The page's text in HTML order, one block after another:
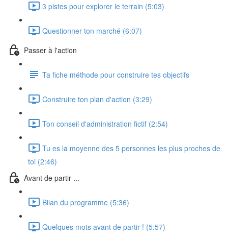
3 pistes pour explorer le terrain (5:03)
Questionner ton marché (6:07)
Passer à l'action
Ta fiche méthode pour construire tes objectifs
Construire ton plan d'action (3:29)
Ton conseil d'administration fictif (2:54)
Tu es la moyenne des 5 personnes les plus proches de
toi (2:46)
Avant de partir ...
Bilan du programme (5:36)
Quelques mots avant de partir ! (5:57)